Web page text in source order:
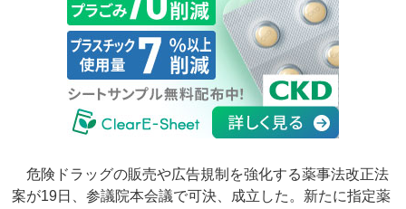
危険ドラッグの販売や広告規制を強化する薬事法改正法
案が19日、参議院本会議で可決、成立した。新たに指定薬